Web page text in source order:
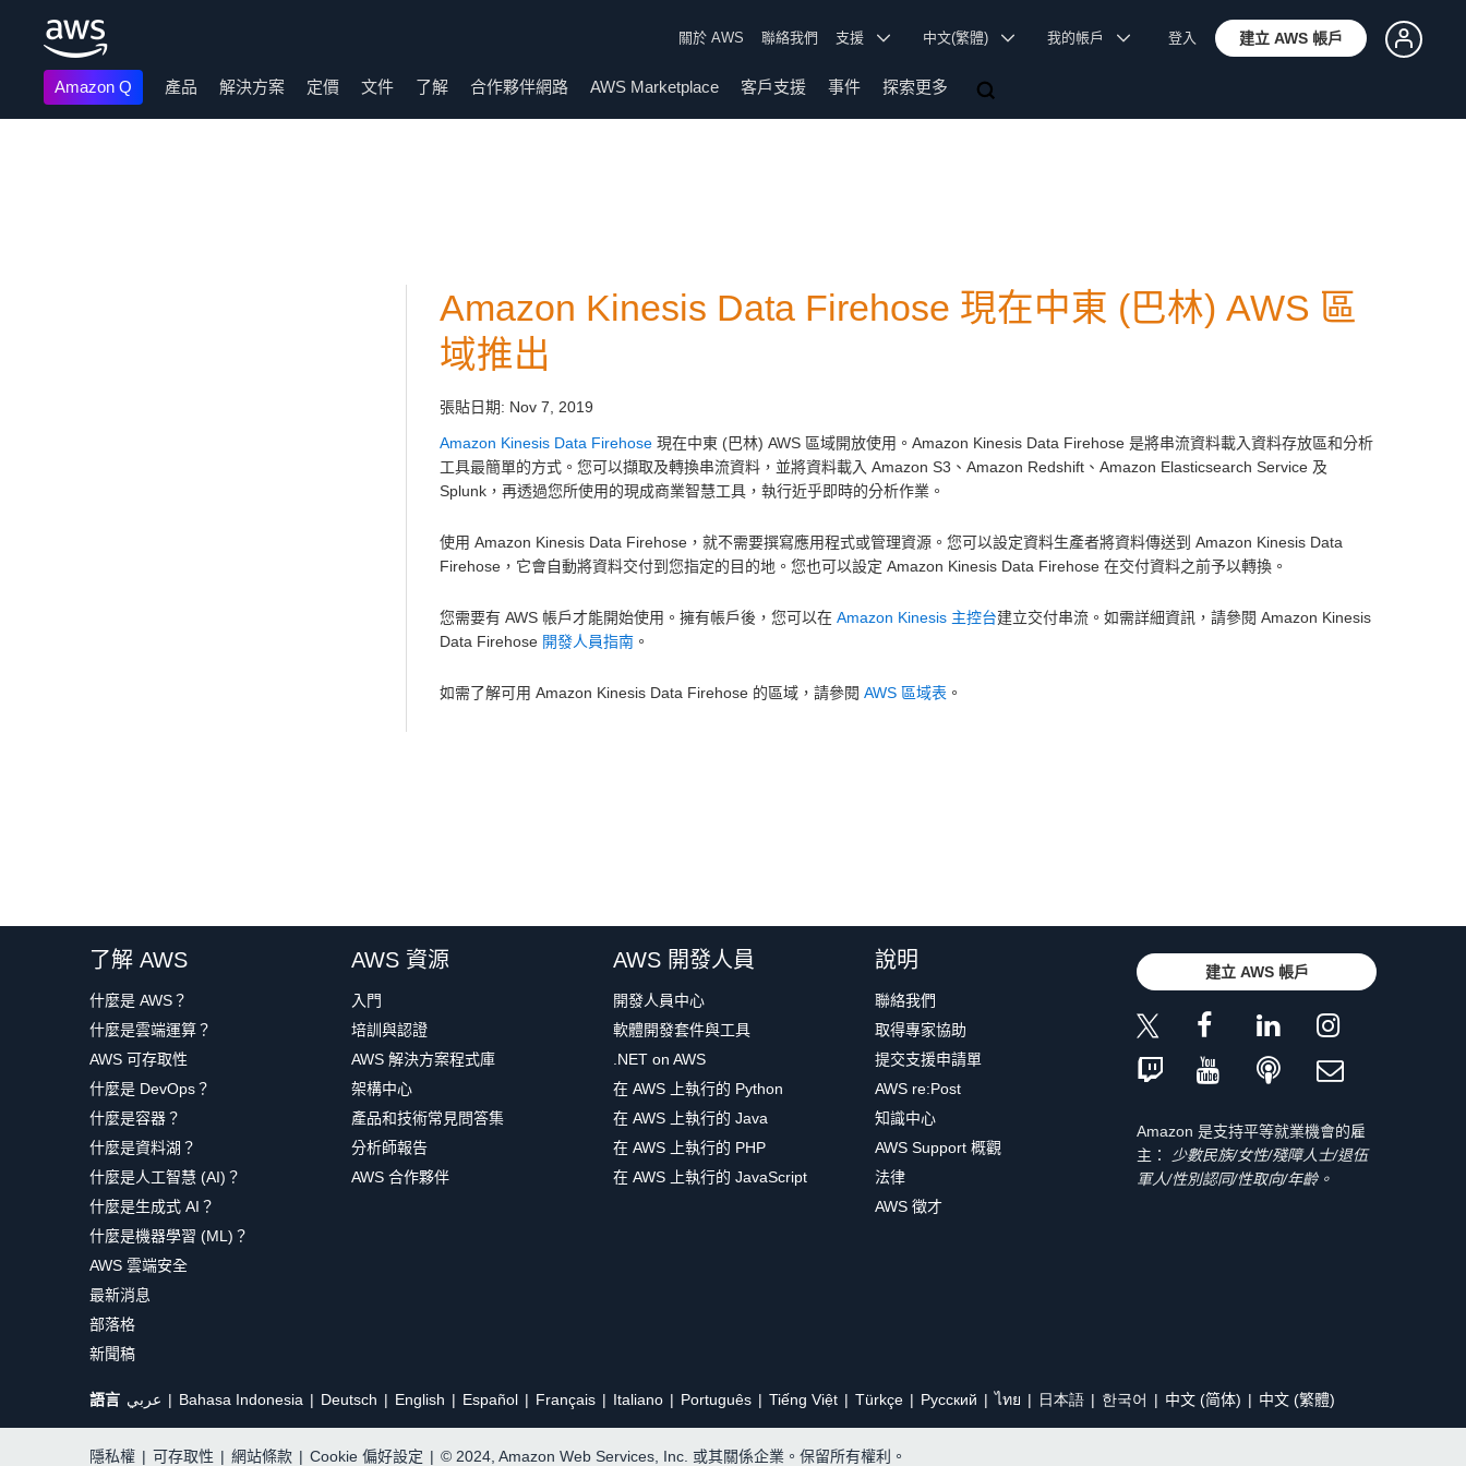
關於 AWS 聯絡我們 支援 中文(繁體) 我的帳戶 登入 建立 AWS 帳戶
Amazon Q 產品 解決方案 定價 文件 了解 合作夥伴網路 AWS Marketplace 客戶支援 事件 探索更多
Amazon Kinesis Data Firehose 現在中東 (巴林) AWS 區
域推出
張貼日期: Nov 7, 2019
Amazon Kinesis Data Firehose 現在中東 (巴林) AWS 區域開放使用。Amazon Kinesis Data Firehose 是將串流資料載入資料存放區和分析
工具最簡單的方式。您可以擷取及轉換串流資料，並將資料載入 Amazon S3、Amazon Redshift、Amazon Elasticsearch Service 及
Splunk，再透過您所使用的現成商業智慧工具，執行近乎即時的分析作業。
使用 Amazon Kinesis Data Firehose，就不需要撰寫應用程式或管理資源。您可以設定資料生產者將資料傳送到 Amazon Kinesis Data
Firehose，它會自動將資料交付到您指定的目的地。您也可以設定 Amazon Kinesis Data Firehose 在交付資料之前予以轉換。
您需要有 AWS 帳戶才能開始使用。擁有帳戶後，您可以在 Amazon Kinesis 主控台建立交付串流。如需詳細資訊，請參閱 Amazon Kinesis
Data Firehose 開發人員指南 。
如需了解可用 Amazon Kinesis Data Firehose 的區域，請參閱 AWS 區域表 。
了解 AWS
什麼是 AWS？
什麼是雲端運算？
AWS 可存取性
什麼是 DevOps？
什麼是容器？
什麼是資料湖？
什麼是人工智慧 (AI)？
什麼是生成式 AI？
什麼是機器學習 (ML)？
AWS 雲端安全
最新消息
部落格
新聞稿
AWS 資源
入門
培訓與認證
AWS 解決方案程式庫
架構中心
產品和技術常見問答集
分析師報告
AWS 合作夥伴
AWS 開發人員
開發人員中心
軟體開發套件與工具
.NET on AWS
在 AWS 上執行的 Python
在 AWS 上執行的 Java
在 AWS 上執行的 PHP
在 AWS 上執行的 JavaScript
說明
聯絡我們
取得專家協助
提交支援申請單
AWS re:Post
知識中心
AWS Support 概觀
法律
AWS 徵才
建立 AWS 帳戶
Amazon 是支持平等就業機會的雇
主：
少數民族/女性/殘障人士/退伍
軍人/性別認同/性取向/年齡。
語言 عربي Bahasa Indonesia Deutsch English Español Français Italiano Português Tiếng Việt Türkçe Ρусский ไทย 日本語 한국어 中文 (简体) 中文 (繁體)
隱私權 | 可存取性 | 網站條款 | Cookie 偏好設定 | © 2024, Amazon Web Services, Inc. 或其關係企業。保留所有權利。